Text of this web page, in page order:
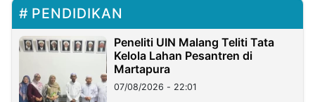
PENDIDIKAN
Peneliti UIN Malang Teliti Tata
Kelola Lahan Pesantren di
Martapura
07/08/2026 - 22:01